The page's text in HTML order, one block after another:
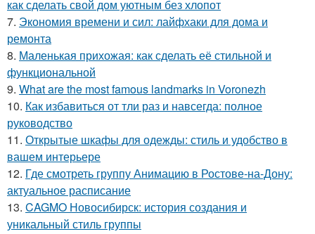
как сделать свой дом уютным без хлопот
7. Экономия времени и сил: лайфхаки для дома и
ремонта
8. Маленькая прихожая: как сделать её стильной и
функциональной
9. What are the most famous landmarks in Voronezh
10. Как избавиться от тли раз и навсегда: полное
руководство
11. Открытые шкафы для одежды: стиль и удобство в
вашем интерьере
12. Где смотреть группу Анимацию в Ростове-на-Дону:
актуальное расписание
13. CAGMO Новосибирск: история создания и
уникальный стиль группы